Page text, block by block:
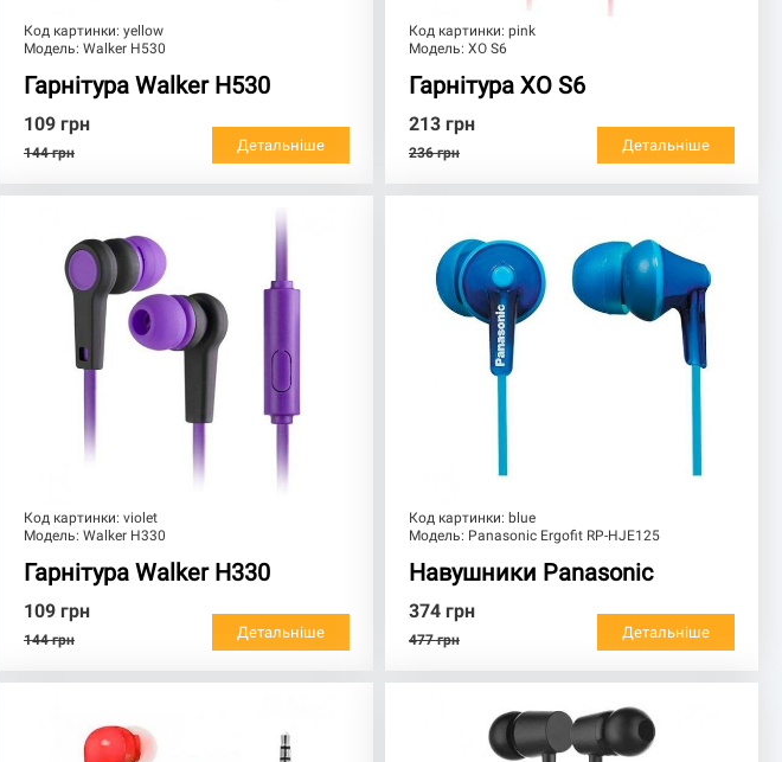
Код картинки:yellow
Модель:Walker H530
Гарнітура Walker H530
109 грн
144 грн Детальніше
Код картинки:pink
Модель:XO S6
Гарнітура XO S6
213 грн
236 грн Детальніше
Код картинки:violet
Модель:Walker H330
Гарнітура Walker H330
109 грн
144 грн Детальніше
Код картинки: blue
Модель: Panasonic Ergofit RP-HJE125
Навушники Panasonic
374 грн
477 грн Детальніше